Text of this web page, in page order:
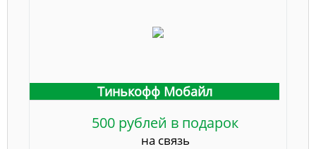
Тинькофф Мобайл
500 рублей в подарок
на связь